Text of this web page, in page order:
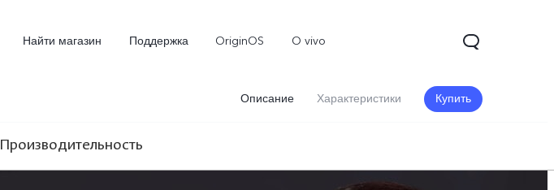
Найти магазин Поддержка OriginOS O vivo
Описание Характеристики Купить
Производительность